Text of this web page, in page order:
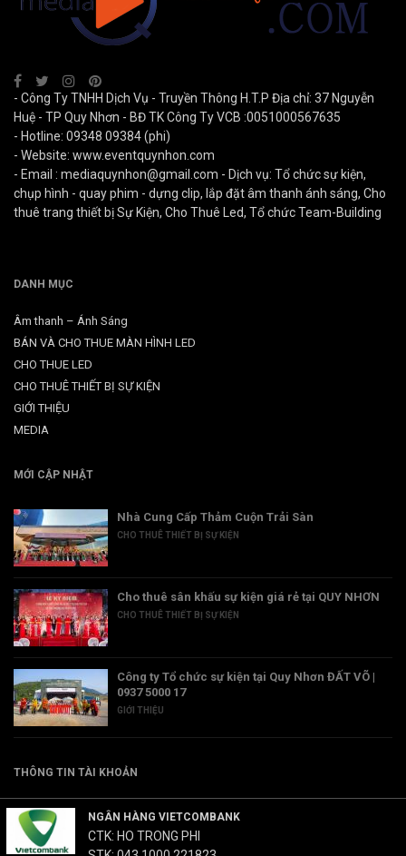
- Công Ty TNHH Dịch Vụ - Truyền Thông H.T.P Địa chỉ: 37 Nguyễn
Huệ - TP Quy Nhơn - BĐ TK Công Ty VCB :0051000567635
- Hotline: 09348 09384 (phi)
- Website: www.eventquynhon.com
- Email : mediaquynhon@gmail.com - Dịch vụ: Tổ chức sự kiện,
chụp hình - quay phim - dựng clip, lắp đặt âm thanh ánh sáng, Cho
thuê trang thiết bị Sự Kiện, Cho Thuê Led, Tổ chức Team-Building
DANH MỤC
Âm thanh – Ánh Sáng
BÁN VÀ CHO THUE MÀN HÌNH LED
CHO THUE LED
CHO THUÊ THIẾT BỊ SỰ KIỆN
GIỚI THIỆU
MEDIA
MỚI CẬP NHẬT
Nhà Cung Cấp Thảm Cuộn Trải Sàn
CHO THUÊ THIẾT BỊ SỰ KIỆN
Cho thuê sân khấu sự kiện giá rẻ tại QUY NHƠN
CHO THUÊ THIẾT BỊ SỰ KIỆN
Công ty Tổ chức sự kiện tại Quy Nhơn ĐẤT VÕ |
0937 5000 17
GIỚI THIỆU
THÔNG TIN TÀI KHOẢN
NGÂN HÀNG VIETCOMBANK
CTK: HO TRONG PHI